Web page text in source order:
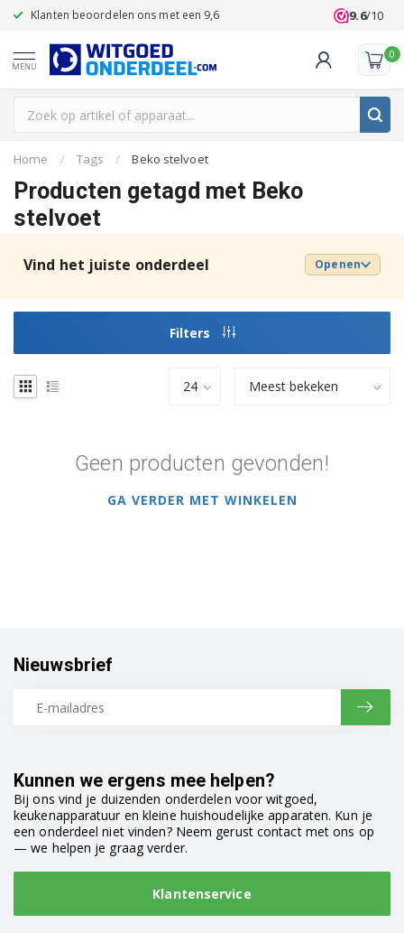
Klanten beoordelen ons met een 9,6 9.6/10
MENU
0
Home / Tags / Beko stelvoet
Producten getagd met Beko
stelvoet
Vind het juiste onderdeel Openen
Filters
Geen producten gevonden!
GA VERDER MET WINKELEN
Kunnen we ergens mee helpen?
Bij ons vind je duizenden onderdelen voor witgoed,
keukenapparatuur en kleine huishoudelijke apparaten. Kun je
een onderdeel niet vinden? Neem gerust contact met ons op
— we helpen je graag verder.
Klantenservice
Nieuwsbrief